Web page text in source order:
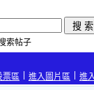
索帖子
票區 進入圖片區 進